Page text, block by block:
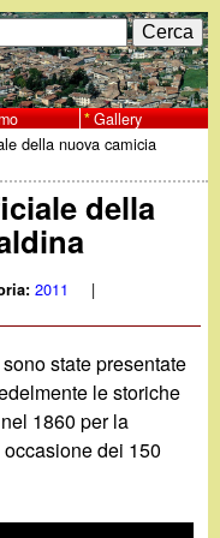
Gallery
della nuova camicia
della
2011 |
state presentate
le storiche
1860 per la
dei 150